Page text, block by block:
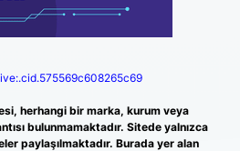
herhangi bir marka, kurum veya
bulunmamaktadır. Sitede yalnızca
paylaşılmaktadır. Burada yer alan